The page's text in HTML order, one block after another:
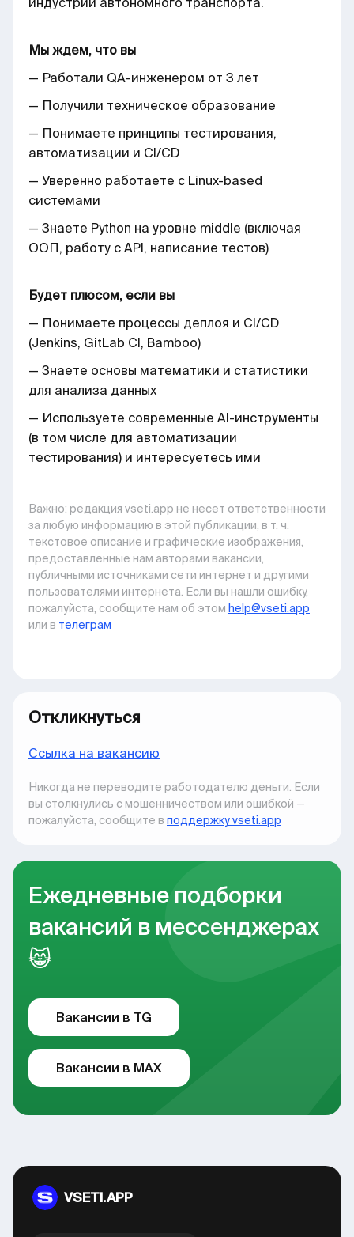
Мы ждем, что вы
— Работали QA-инженером от 3 лет
— Получили техническое образование
— Понимаете принципы тестирования,
автоматизации и CI/CD
— Уверенно работаете с Linux-based
системами
— Знаете Python на уровне middle (включая
ООП, работу с API, написание тестов)
Будет плюсом, если вы
— Понимаете процессы деплоя и CI/CD
(Jenkins, GitLab CI, Bamboo)
— Знаете основы математики и статистики
для анализа данных
— Используете современные AI-инструменты
(в том числе для автоматизации
тестирования) и интересуетесь ими
Важно: pедакция vseti.app не несет ответственности
за любую информацию в этой публикации, в т. ч.
текстовое описание и графические изображения,
предоставленные нам авторами вакансии,
публичными источниками сети интернет и другими
пользователями интернета. Если вы нашли ошибку,
пожалуйста, сообщите нам об этом help@vseti.app
или в телеграм
Откликнуться
Ccылка на вакансию
Никогда не переводите работодателю деньги. Если
вы столкнулись с мошенничеством или ошибкой —
пожалуйста, сообщите в поддержку vseti.app
Ежедневные подборки
вакансий в мессенджерах
😸
Вакансии в TG
Вакансии в MAX
VSETI.APP